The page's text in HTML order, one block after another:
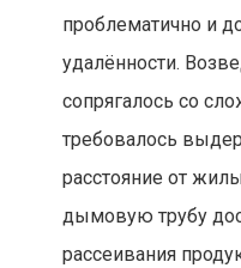
проблематично и
удалённости.
сопрягалось со
требовалось
расстояние от
дымовую трубу
рассеивания